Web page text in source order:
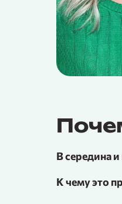
В середина
К чему это